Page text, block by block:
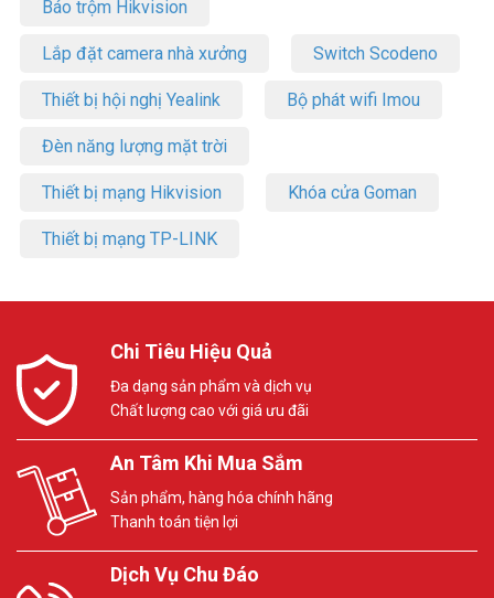
Báo trộm Hikvision
Lắp đặt camera nhà xưởng Switch Scodeno
Thiết bị hội nghị Yealink Bộ phát wifi Imou
Đèn năng lượng mặt trời
Thiết bị mạng Hikvision Khóa cửa Goman
Thiết bị mạng TP-LINK
Chi Tiêu Hiệu Quả
Đa dạng sản phẩm và dịch vụ
Chất lượng cao với giá ưu đãi
An Tâm Khi Mua Sắm
Sản phẩm, hàng hóa chính hãng
Thanh toán tiện lợi
Dịch Vụ Chu Đáo